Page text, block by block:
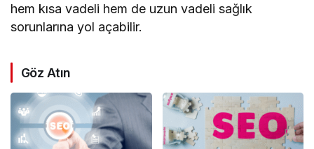
hem kısa vadeli hem de uzun vadeli sağlık
sorunlarına yol açabilir.
Göz Atın